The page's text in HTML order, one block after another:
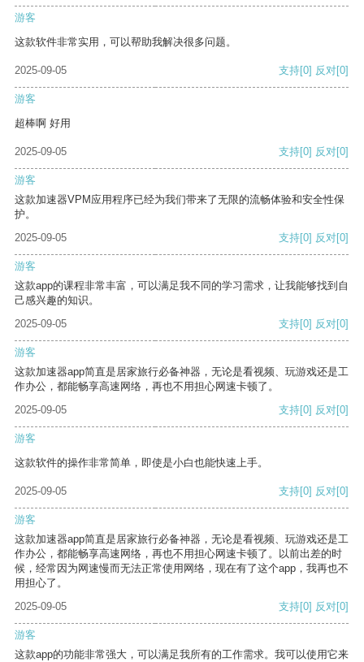
游客
这款软件非常实用，可以帮助我解决很多问题。
2025-09-05 支持[0] 反对[0]
游客
超棒啊 好用
2025-09-05 支持[0] 反对[0]
游客
这款加速器VPM应用程序已经为我们带来了无限的流畅体验和安全性保
护。
2025-09-05
支持[0] 反对[0]
游客
这款app的课程非常丰富，可以满足我不同的学习需求，让我能够找到自
己感兴趣的知识。
2025-09-05
支持[0] 反对[0]
游客
这款加速器app简直是居家旅行必备神器，无论是看视频、玩游戏还是工
作办公，都能畅享高速网络，再也不用担心网速卡顿了。
2025-09-05
支持[0] 反对[0]
游客
这款软件的操作非常简单，即使是小白也能快速上手。
2025-09-05 支持[0] 反对[0]
游客
这款加速器app简直是居家旅行必备神器，无论是看视频、玩游戏还是工
作办公，都能畅享高速网络，再也不用担心网速卡顿了。以前出差的时
候，经常因为网速慢而无法正常使用网络，现在有了这个app，我再也不
用担心了。
2025-09-05
支持[0] 反对[0]
游客
这款app的功能非常强大，可以满足我所有的工作需求。我可以使用它来